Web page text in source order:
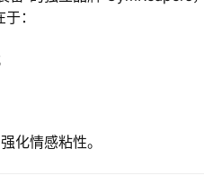
：
化情感粘性。